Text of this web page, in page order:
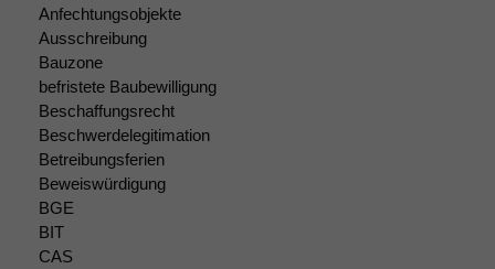
Anfechtungsobjekte
Ausschreibung
Bauzone
befristete Baubewilligung
Beschaffungsrecht
Beschwerdelegitimation
Betreibungsferien
Beweiswürdigung
BGE
BIT
CAS